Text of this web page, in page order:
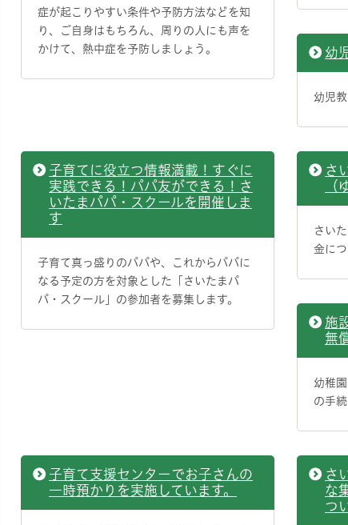
症が起こりやすい条件や予防方法などを知
り、ご自身はもちろん、周りの人にも声を
かけて、熱中症を予防しましょう。
幼
幼児
子育てに役立つ情報満載！すぐに
実践できる！パパ友ができる！さ
いたまパパ・スクールを開催しま
す
子育て真っ盛りのパパや、これからパパに
なる予定の方を対象とした「さいたまパ
パ・スクール」の参加者を募集します。
さ
（
さい
金につ
施
無
幼稚
の手続
子育て支援センターでお子さんの
一時預かりを実施しています。
さ
な
つ